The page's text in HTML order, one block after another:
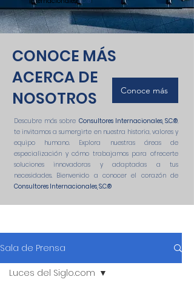
CONOCE MÁS
ACERCA DE
NOSOTROS
Conoce más
Descubre más sobre Consultores Internacionales, S.C.®,
te invitamos a sumergirte en nuestra historia, valores y
equipo humano. Explora nuestras áreas de
especialización y cómo trabajamos para ofrecerte
soluciones innovadoras y adaptadas a tus
necesidades. Bienvenido a conocer el corazón de
Consultores Internacionales, S.C.®
Sala de Prensa
Luces del Siglo.com